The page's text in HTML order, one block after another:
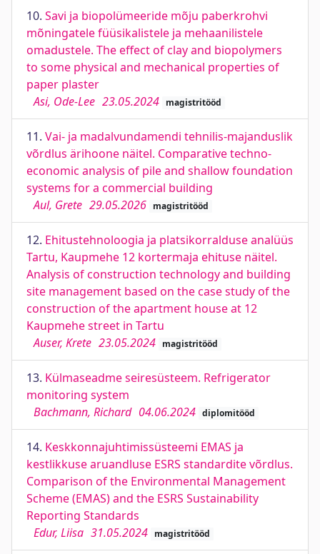
10. Savi ja biopolümeeride mõju paberkrohvi
mõningatele füüsikalistele ja mehaanilistele
omadustele. The effect of clay and biopolymers
to some physical and mechanical properties of
paper plaster
Asi, Ode-Lee 23.05.2024 magistritööd
11. Vai- ja madalvundamendi tehnilis-majanduslik
võrdlus ärihoone näitel. Comparative techno-
economic analysis of pile and shallow foundation
systems for a commercial building
Aul, Grete 29.05.2026 magistritööd
12. Ehitustehnoloogia ja platsikorralduse analüüs
Tartu, Kaupmehe 12 kortermaja ehituse näitel.
Analysis of construction technology and building
site management based on the case study of the
construction of the apartment house at 12
Kaupmehe street in Tartu
Auser, Krete 23.05.2024 magistritööd
13. Külmaseadme seiresüsteem. Refrigerator
monitoring system
Bachmann, Richard 04.06.2024 diplomitööd
14. Keskkonnajuhtimissüsteemi EMAS ja
kestlikkuse aruandluse ESRS standardite võrdlus.
Comparison of the Environmental Management
Scheme (EMAS) and the ESRS Sustainability
Reporting Standards
Edur, Liisa 31.05.2024 magistritööd